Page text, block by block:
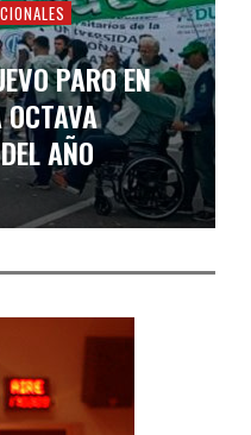
PARO EN
AÑO